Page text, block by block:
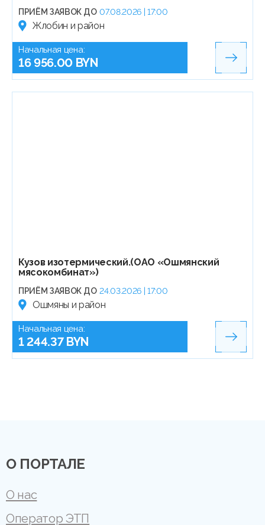
ПРИЁМ ЗАЯВОК ДО 07.08.2026 | 17:00
Жлобин и район
Начальная цена:
16 956.00 BYN
Кузов изотермический.(ОАО «Ошмянский
мясокомбинат»)
ПРИЁМ ЗАЯВОК ДО 24.03.2026 | 17:00
Ошмяны и район
Начальная цена:
1 244.37 BYN
О ПОРТАЛЕ
О нас
Оператор ЭТП